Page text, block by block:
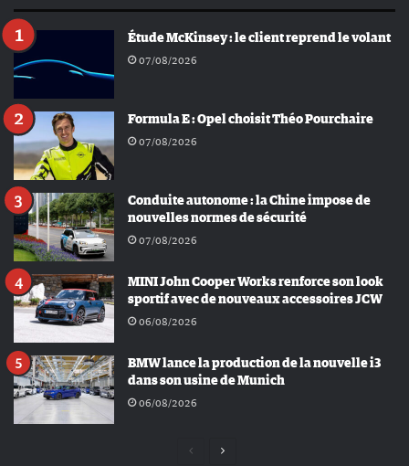
Étude McKinsey : le client reprend le volant
07/08/2026
Formula E : Opel choisit Théo Pourchaire
07/08/2026
Conduite autonome : la Chine impose de
nouvelles normes de sécurité
07/08/2026
MINI John Cooper Works renforce son look
sportif avec de nouveaux accessoires JCW
06/08/2026
BMW lance la production de la nouvelle i3
dans son usine de Munich
06/08/2026
Page
Page